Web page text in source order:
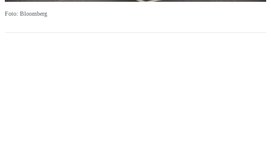
Foto: Bloomberg